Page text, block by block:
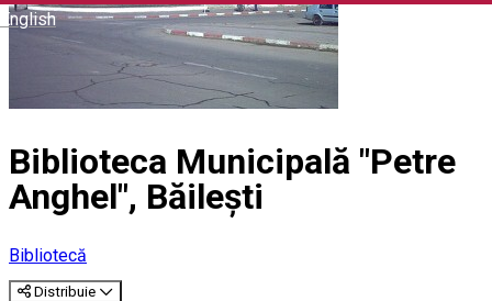
English
Biblioteca Municipală "Petre
Anghel", Băilești
Bibliotecă
Distribuie